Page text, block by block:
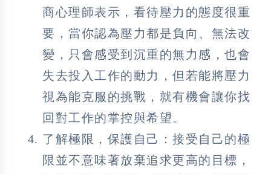
商心理師表示，看待壓力的態度很重
要，當你認為壓力都是負向、無法改
變，只會感受到沉重的無力感，也會
失去投入工作的動力，但若能將壓力
視為能克服的挑戰，就有機會讓你找
回對工作的掌控與希望。
了解極限，保護自己：接受自己的極
限並不意味著放棄追求更高的目標，